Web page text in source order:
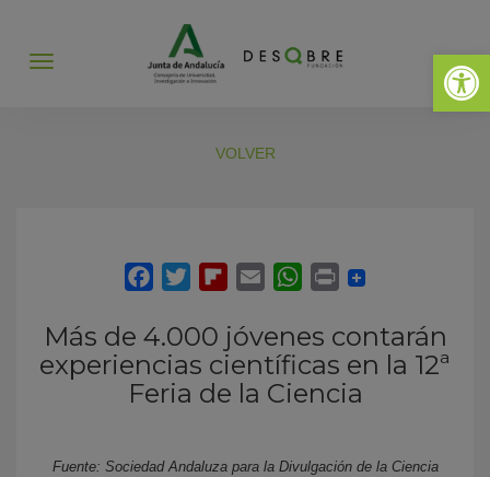
Abrir
Abrir
VOLVER
Más de 4.000 jóvenes contarán
experiencias científicas en la 12ª
Feria de la Ciencia
Fuente: Sociedad Andaluza para la Divulgación de la Ciencia